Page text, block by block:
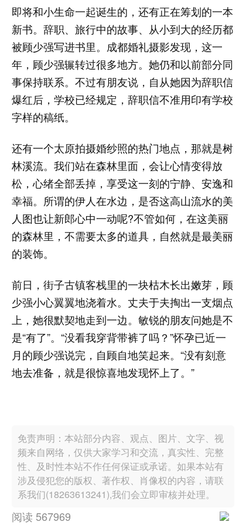
即将和小生命一起诞生的，还有正在筹划的一本
新书。辞职、旅行中的故事、从小到大的经历都
被顾少强写进书里。成都婚礼摄影发现，这一
年，顾少强辗转过很多地方。她仍和以前部分同
事保持联系。不过有朋友说，自从她因为辞职信
爆红后，学校已经规定，辞职信不准用印有学校
字样的稿纸。
还有一个太原拍摄婚纱照的热门地点，那就是树
林溪流。我们站在森林里面，会让心情变得放
松，心绪全部丢掉，享受这一刻的宁静、安逸和
幸福。所谓的伊人在水边，是否这高山流水的美
人图也让新郎心中一动呢?不管如何，在这美丽
的森林里，不需要太多的道具，自然就是最美丽
的装饰。
前日，街子古镇客栈里的一块枯木长出嫩芽，顾
少强小心翼翼地浇着水。丈夫于夫掏出一支烟点
上，她很默契地走到一边。敏锐的朋友问她是不
是“有了”。“没看我穿背带裤了吗？”怀孕已近一
月的顾少强说完，自顾自地笑起来。“没有刻意
地去准备，就是很惊喜地发现怀上了。”
免责声明：本站部分内容、观点、图片、文字、视
频来自网络，仅供大家学习和交流，真实性、完整
性、及时性本站不作任何保证或承诺。如果本站有
涉及侵犯您的版权、著作权、肖像权的内容，请联
系我们(18263613241),我们会立即审核并处理。
阅读 567969